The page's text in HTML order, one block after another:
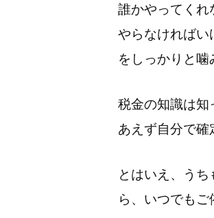
誰かやってくれ
やらなければい
をしっかりと噛
税金の知識は知
あえず自分で確
とはいえ、う
ら、いつでもご